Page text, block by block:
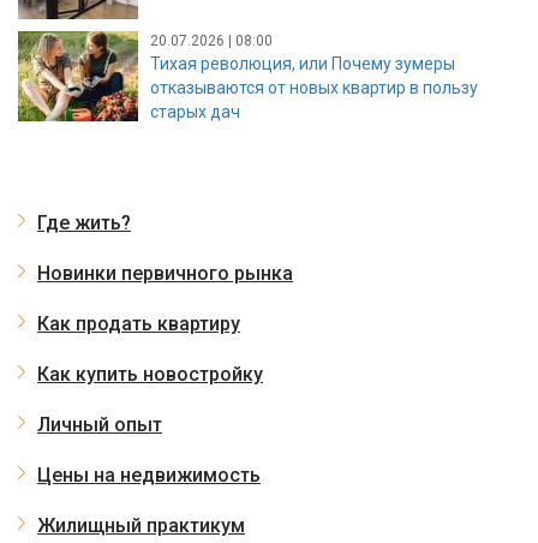
20.07.2026 | 08:00
Тихая революция, или Почему зумеры
отказываются от новых квартир в пользу
старых дач
Где жить?
Новинки первичного рынка
Как продать квартиру
Как купить новостройку
Личный опыт
Цены на недвижимость
Жилищный практикум